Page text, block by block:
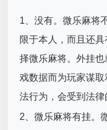
1、没有。微乐麻将
限于本人，而且还
择微乐麻将。外挂
戏数据而为玩家谋
法行为，会受到法律
2、微乐麻将有挂。